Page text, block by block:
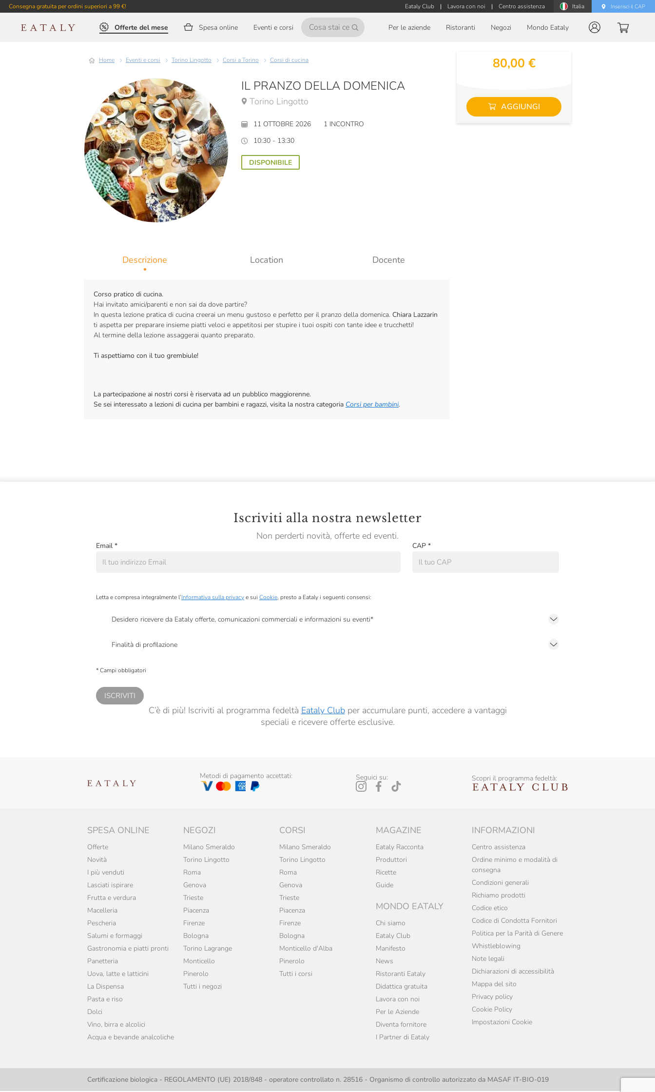
Consegna gratuita per ordini superiori a 99 €! Eataly Club | Lavora con noi | Centro assistenza Italia Inserisci il CAP
Offerte del mese Spesa online Eventi e corsi Per le aziende Ristoranti Negozi Mondo Eataly
Home Eventi e corsi Torino Lingotto Corsi a Torino Corsi di cucina
IL PRANZO DELLA DOMENICA
Torino Lingotto
11 OTTOBRE 2026
1 INCONTRO
10:30 - 13:30
DISPONIBILE
Descrizione Location Docente
Corso pratico di cucina.
Hai invitato amici/parenti e non sai da dove partire?
In questa lezione pratica di cucina creerai un menu gustoso e perfetto per il pranzo della domenica. Chiara Lazzarin
ti aspetta per preparare insieme piatti veloci e appetitosi per stupire i tuoi ospiti con tante idee e trucchetti!
Al termine della lezione assaggerai quanto preparato.
Ti aspettiamo con il tuo grembiule!
La partecipazione ai nostri corsi è riservata ad un pubblico maggiorenne.
Se sei interessato a lezioni di cucina per bambini e ragazzi, visita la nostra categoria Corsi per bambini.
80,00 €
AGGIUNGI
Iscriviti alla nostra newsletter
Non perderti novità, offerte ed eventi.
Email * CAP *
Letta e compresa integralmente l’Informativa sulla privacye sui Cookie, presto a Eataly i seguenti consensi:
Desidero ricevere da Eataly offerte, comunicazioni commerciali e informazioni su eventi*
Finalità di profilazione
* Campi obbligatori
ISCRIVITI
C’è di più! Iscriviti al programma fedeltà Eataly Clubper accumulare punti, accedere a vantaggi
speciali e ricevere offerte esclusive.
Metodi di pagamento accettati: Seguici su: Scopri il programma fedeltà:
SPESA ONLINE
Offerte
Novità
I più venduti
Lasciati ispirare
Frutta e verdura
Macelleria
Pescheria
Salumi e formaggi
Gastronomia e piatti pronti
Panetteria
Uova, latte e latticini
La Dispensa
Pasta e riso
Dolci
Vino, birra e alcolici
Acqua e bevande analcoliche
NEGOZI
Milano Smeraldo
Torino Lingotto
Roma
Genova
Trieste
Piacenza
Firenze
Bologna
Torino Lagrange
Monticello
Pinerolo
Tutti i negozi
CORSI
Milano Smeraldo
Torino Lingotto
Roma
Genova
Trieste
Piacenza
Firenze
Bologna
Monticello d'Alba
Pinerolo
Tutti i corsi
MAGAZINE
Eataly Racconta
Produttori
Ricette
Guide
MONDO EATALY
Chi siamo
Eataly Club
Manifesto
News
Ristoranti Eataly
Didattica gratuita
Lavora con noi
Per le Aziende
Diventa fornitore
I Partner di Eataly
INFORMAZIONI
Centro assistenza
Ordine minimo e modalità di
consegna
Condizioni generali
Richiamo prodotti
Codice etico
Codice di Condotta Fornitori
Politica per la Parità di Genere
Whistleblowing
Note legali
Dichiarazioni di accessibilità
Mappa del sito
Privacy policy
Cookie Policy
Impostazioni Cookie
Certificazione biologica - REGOLAMENTO (UE) 2018/848 - operatore controllato n. 28516 - Organismo di controllo autorizzato da MASAF IT-BIO-019